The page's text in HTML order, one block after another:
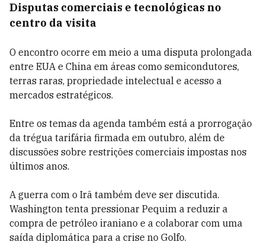
Disputas comerciais e tecnológicas no
centro da visita
O encontro ocorre em meio a uma disputa prolongada
entre EUA e China em áreas como semicondutores,
terras raras, propriedade intelectual e acesso a
mercados estratégicos.
Entre os temas da agenda também está a prorrogação
da trégua tarifária firmada em outubro, além de
discussões sobre restrições comerciais impostas nos
últimos anos.
A guerra com o Irã também deve ser discutida.
Washington tenta pressionar Pequim a reduzir a
compra de petróleo iraniano e a colaborar com uma
saída diplomática para a crise no Golfo.